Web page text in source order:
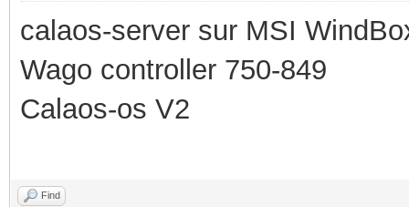
calaos-server sur MSI
Wago controller 750-849
Calaos-os V2
Find